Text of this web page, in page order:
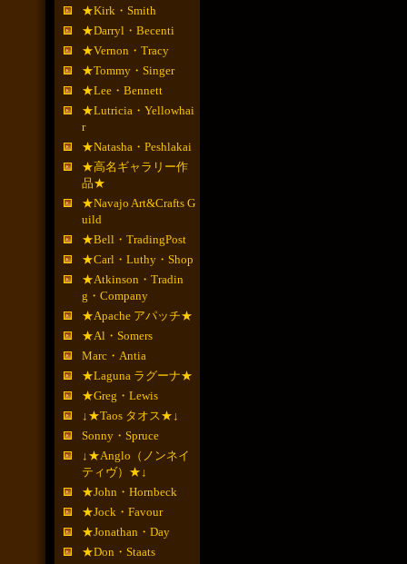
★Kirk・Smith
★Darryl・Becenti
★Vernon・Tracy
★Tommy・Singer
★Lee・Bennett
★Lutricia・Yellowhai
r
★Natasha・Peshlakai
★高名ギャラリー作
品★
★Navajo Art&Crafts G
uild
★Bell・TradingPost
★Carl・Luthy・Shop
★Atkinson・Tradin
g・Company
★Apache アパッチ★
★Al・Somers
Marc・Antia
★Laguna ラグーナ★
★Greg・Lewis
↓★Taos タオス★↓
Sonny・Spruce
↓★Anglo（ノンネイ
ティヴ）★↓
★John・Hornbeck
★Jock・Favour
★Jonathan・Day
★Don・Staats